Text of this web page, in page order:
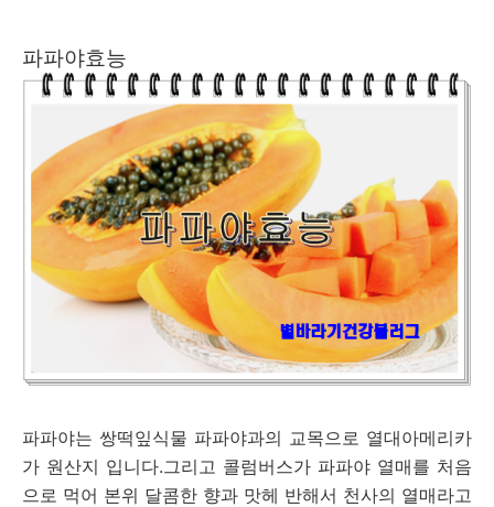
파파야효능
파파야는 쌍떡잎식물 파파야과의 교목으로 열대아메리카
가 원산지 입니다.그리고 콜럼버스가 파파야 열매를 처음
으로 먹어 본위 달콤한 향과 맛헤 반해서 천사의 열매라고